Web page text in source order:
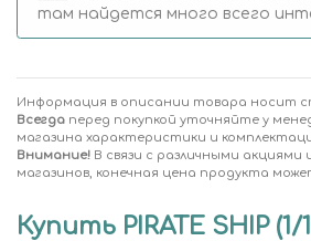
там найдется много всего
Информация в описании товара носит
Всегда перед покупкой уточняйте у
магазина характеристики и
Внимание! В связи с различными
магазинов, конечная цена продукта
Купить PIRATE SHIP (1/